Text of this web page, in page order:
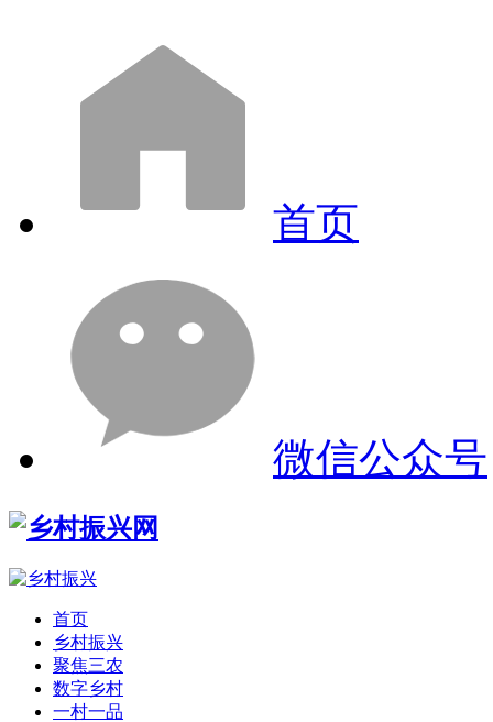
首页
微信公众号
首页
乡村振兴
聚焦三农
数字乡村
一村一品